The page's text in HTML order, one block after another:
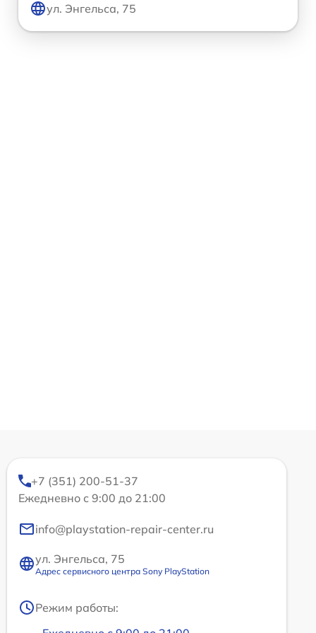
ул. Энгельса, 75
+7 (351) 200-51-37
Ежедневно с 9:00 до 21:00
info@playstation-repair-center.ru
ул. Энгельса, 75
Адрес сервисного центра Sony PlayStation
Режим работы: